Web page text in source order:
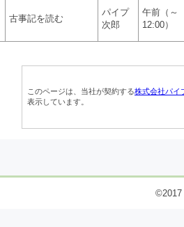
古事記を読む
パイプ
次郎
午前（～
12:00）
このページは、当社が契約する株式会社パイ
表示しています。
©2017